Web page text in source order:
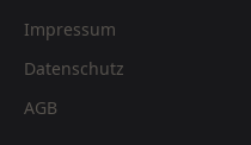
Impressum
Datenschutz
AGB